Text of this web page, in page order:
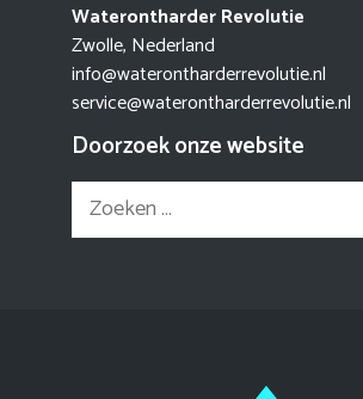
Waterontharder Revolutie
Zwolle, Nederland
info@waterontharderrevolutie.nl
service@waterontharderrevolutie.nl
Doorzoek onze website
Zoek
naar: